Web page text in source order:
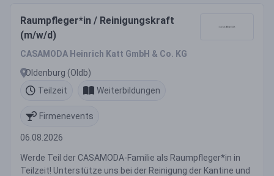
Raumpfleger*in / Reinigungskraft
(m/w/d)
CASAMODA Heinrich Katt GmbH & Co. KG
Oldenburg (Oldb)
Teilzeit
Weiterbildungen
Firmenevents
06.08.2026
Werde Teil der CASAMODA-Familie als Raumpfleger*in in
Teilzeit! Unterstütze uns bei der Reinigung der Kantine und